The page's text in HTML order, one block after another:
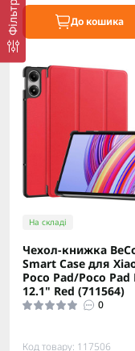
Фільтр До кошика
На складі
Чeхол-книжка
Smart Case для
Poco Pad/Poco Pad
12.1" Red (711564)
0
Код товару: 117506